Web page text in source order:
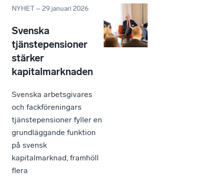
NYHET –29 januari 2026
Svenska
tjänstepensioner
stärker
kapitalmarknaden
Svenska arbetsgivares
och fackföreningars
tjänstepensioner fyller en
grundläggande funktion
på svensk
kapitalmarknad, framhöll
flera